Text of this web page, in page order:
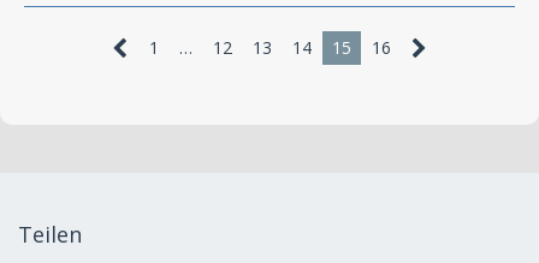
1 … 12 13 14 15 16
Teilen